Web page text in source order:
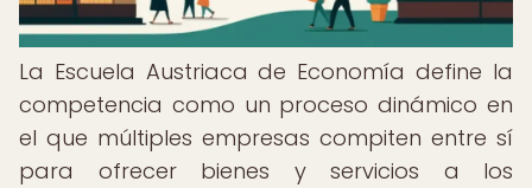
La Escuela Austriaca de Economía define la
competencia como un proceso dinámico en
el que múltiples empresas compiten entre sí
para ofrecer bienes y servicios a los